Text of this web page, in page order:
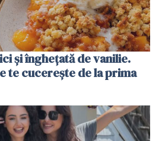
și înghețată de vanilie.
te cucerește de la prima